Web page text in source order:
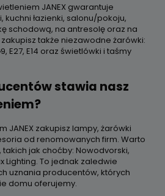
JANEX gwarantuje
łazienki, salonu/pokoju,
schodową, na antresolę oraz na
także niezawodne żarówki:
E27, E14 oraz świetlówki i taśmy
stawia nasz
JANEX zakupisz lampy, żarówki
od renomowanych firm. Warto
jak choćby: Nowodvorski,
Lighting. To jednak zaledwie
uznania producentów, których
domu oferujemy.